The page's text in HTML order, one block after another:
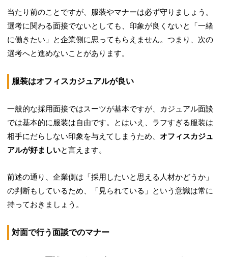
当たり前のことですが、服装やマナーは必ず守りましょう。
選考に関わる面接でないとしても、印象が良くないと「一緒
に働きたい」と企業側に思ってもらえません。つまり、次の
選考へと進めないことがあります。
服装はオフィスカジュアルが良い
一般的な採用面接ではスーツが基本ですが、カジュアル面談
では基本的に服装は自由です。とはいえ、ラフすぎる服装は
相手にだらしない印象を与えてしまうため、オフィスカジュ
アルが好ましいと言えます。
前述の通り、企業側は「採用したいと思える人材かどうか」
の判断もしているため、「見られている」という意識は常に
持っておきましょう。
対面で行う面談でのマナー